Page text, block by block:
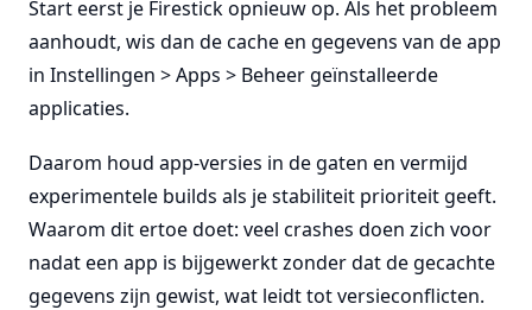
Start eerst je Firestick opnieuw op. Als het probleem
aanhoudt, wis dan de cache en gegevens van de app
in Instellingen > Apps > Beheer geïnstalleerde
applicaties.
Daarom houd app-versies in de gaten en vermijd
experimentele builds als je stabiliteit prioriteit geeft.
Waarom dit ertoe doet: veel crashes doen zich voor
nadat een app is bijgewerkt zonder dat de gecachte
gegevens zijn gewist, wat leidt tot versieconflicten.